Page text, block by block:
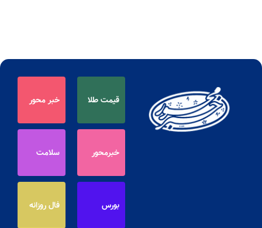
قیمت طلا خبر محور
خبرمحور سلامت
بورس فال روزانه